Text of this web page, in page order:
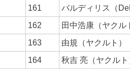
161
バルディリス（
162
田中浩康（ヤクル
163
由規（ヤクルト）
164
秋吉 亮（ヤクルト